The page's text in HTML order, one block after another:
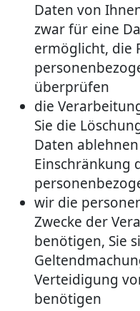
Daten von
zwar für eine
ermöglicht, die
überprüfen
die
Sie die
Daten
Einschränkung
wir die
Zwecke der
benötigen, Sie
Verteidigung
benötigen